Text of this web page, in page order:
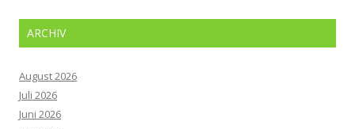
ARCHIV
August 2026
Juli 2026
Juni 2026